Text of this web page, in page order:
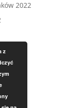
2022
z